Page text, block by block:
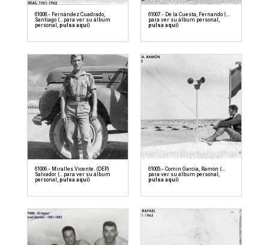
61008.- Fernández Cuadrado,
Santiago (…para ver su álbum
personal, pulsa aquí)
61007.- De la Cuesta, Fernando (…
para ver su álbum personal,
pulsa aquí)
61006.- Miralles Vicente. (DEP)
Salvador (…para ver su álbum
personal, pulsa aquí)
61005.- Comín García, Ramón (…
para ver su álbum personal,
pulsa aquí)